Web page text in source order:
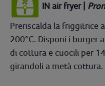
IN air fryer |
Preriscalda la friggitrice
200°C. Disponi i burger
di cottura e cuocili per
girandoli a metà cottura.